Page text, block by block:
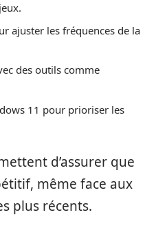
ajuster les fréquences de la
des outils comme
11 pour prioriser les
d’assurer que
même face aux
plus récents.